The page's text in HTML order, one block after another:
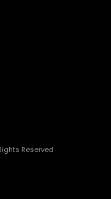
Reserved